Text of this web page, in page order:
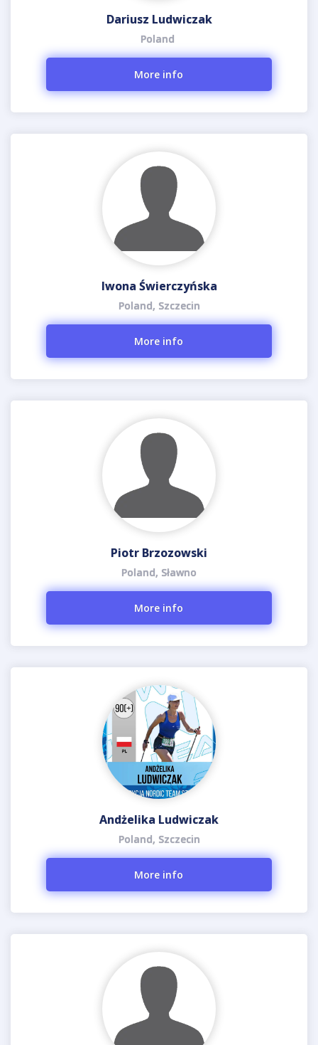
Dariusz Ludwiczak
Poland
More info
Iwona Świerczyńska
Poland, Szczecin
More info
Piotr Brzozowski
Poland, Sławno
More info
Andżelika Ludwiczak
Poland, Szczecin
More info